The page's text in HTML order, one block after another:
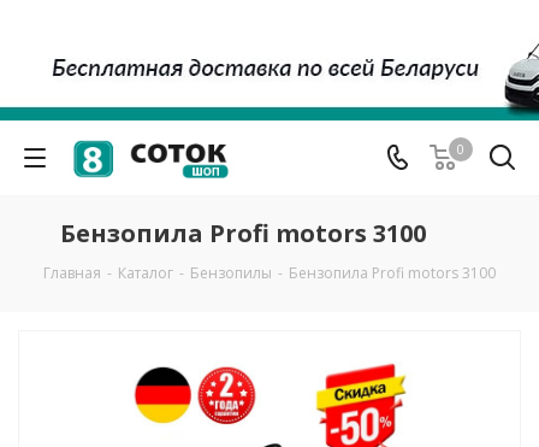
0
Бензопила Profi motors 3100
Главная - Каталог - Бензопилы - Бензопила Profi motors 3100